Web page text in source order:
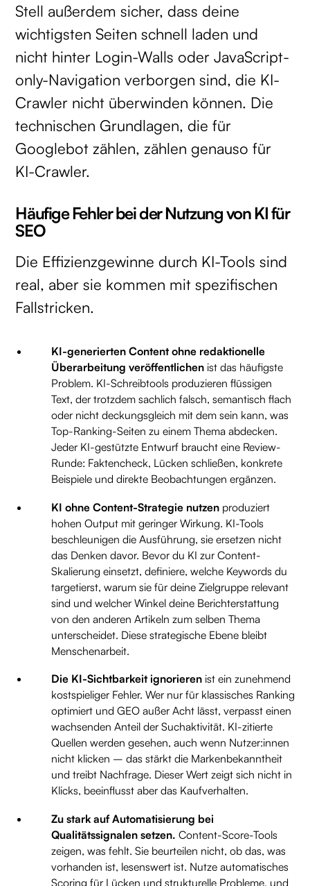
Stell außerdem sicher, dass deine
wichtigsten Seiten schnell laden und
nicht hinter Login-Walls oder JavaScript-
only-Navigation verborgen sind, die KI-
Crawler nicht überwinden können. Die
technischen Grundlagen, die für
Googlebot zählen, zählen genauso für
KI-Crawler.
Häufige Fehler bei der Nutzung von KI für
SEO
Die Effizienzgewinne durch KI-Tools sind
real, aber sie kommen mit spezifischen
Fallstricken.
KI-generierten Content ohne redaktionelle
Überarbeitung veröffentlichenist das häufigste
Problem. KI-Schreibtools produzieren flüssigen
Text, der trotzdem sachlich falsch, semantisch flach
oder nicht deckungsgleich mit dem sein kann, was
Top-Ranking-Seiten zu einem Thema abdecken.
Jeder KI-gestützte Entwurf braucht eine Review-
Runde: Faktencheck, Lücken schließen, konkrete
Beispiele und direkte Beobachtungen ergänzen.
KI ohne Content-Strategie nutzenproduziert
hohen Output mit geringer Wirkung. KI-Tools
beschleunigen die Ausführung, sie ersetzen nicht
das Denken davor. Bevor du KI zur Content-
Skalierung einsetzt, definiere, welche Keywords du
targetierst, warum sie für deine Zielgruppe relevant
sind und welcher Winkel deine Berichterstattung
von den anderen Artikeln zum selben Thema
unterscheidet. Diese strategische Ebene bleibt
Menschenarbeit.
Die KI-Sichtbarkeit ignorierenist ein zunehmend
kostspieliger Fehler. Wer nur für klassisches Ranking
optimiert und GEO außer Acht lässt, verpasst einen
wachsenden Anteil der Suchaktivität. KI-zitierte
Quellen werden gesehen, auch wenn Nutzer:innen
nicht klicken – das stärkt die Markenbekanntheit
und treibt Nachfrage. Dieser Wert zeigt sich nicht in
Klicks, beeinflusst aber das Kaufverhalten.
Zu stark auf Automatisierung bei
Qualitätssignalen setzen. Content-Score-Tools
zeigen, was fehlt. Sie beurteilen nicht, ob das, was
vorhanden ist, lesenswert ist. Nutze automatisches
Scoring für Lücken und strukturelle Probleme, und